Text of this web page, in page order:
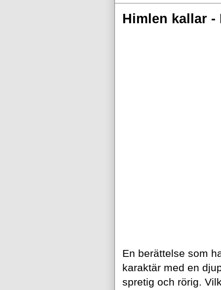
Himlen kallar -
En berättelse som
karaktär med en
spretig och rörig.